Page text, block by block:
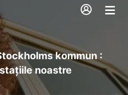
kommun :
noastre